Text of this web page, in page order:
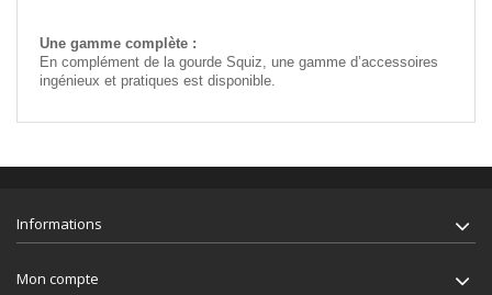
Une gamme complète :
En complément de la gourde Squiz, une gamme d’accessoires
ingénieux et pratiques est disponible.
Informations
Mon compte